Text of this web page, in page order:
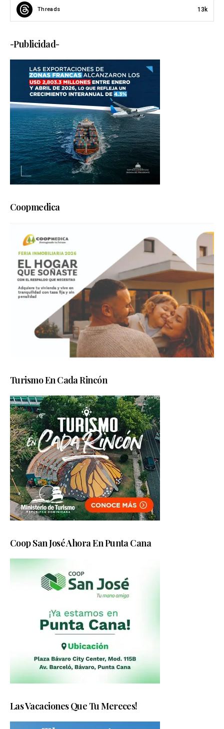
Threads 13k
-Publicidad-
Coopmedica
Turismo En Cada Rincón
Coop San José Ahora En Punta Cana
Las Vacaciones Que Tu Mereces!